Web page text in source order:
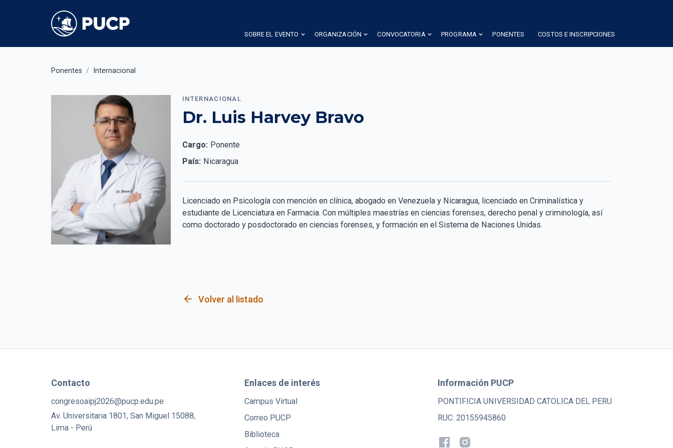
SOBRE EL EVENTO ORGANIZACIÓN CONVOCATORIA PROGRAMA PONENTES COSTOS E INSCRIPCIONES
Ponentes / Internacional
INTERNACIONAL
Dr. Luis Harvey Bravo
Cargo: Ponente
País: Nicaragua
Licenciado en Psicología con mención en clínica, abogado en Venezuela y Nicaragua, licenciado en Criminalística y
estudiante de Licenciatura en Farmacia. Con múltiples maestrías en ciencias forenses, derecho penal y criminología, así
como doctorado y posdoctorado en ciencias forenses, y formación en el Sistema de Naciones Unidas.
arrow_back Volver al listado
Contacto
congresoaipj2026@pucp.edu.pe
Av. Universitaria 1801, San Miguel 15088,
Lima - Perú
Enlaces de interés
Campus Virtual
Correo PUCP
Biblioteca
Información PUCP
PONTIFICIA UNIVERSIDAD CATOLICA DEL PERU
RUC: 20155945860